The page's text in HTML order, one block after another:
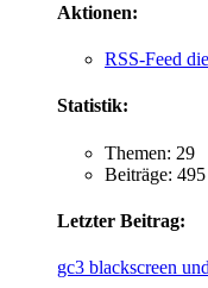
Aktionen:
RSS-Feed
Statistik:
Themen: 29
Beiträge: 495
Letzter Beitrag:
gc3 blackscreen